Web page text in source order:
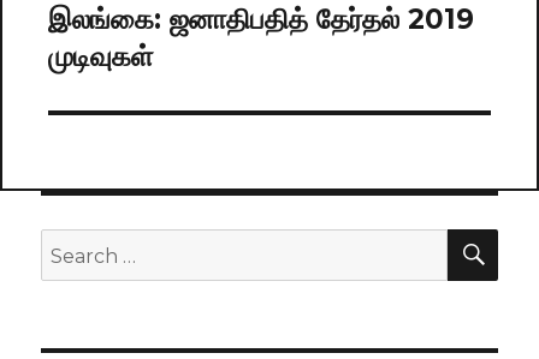
Next
post:
இலங்கை: ஜனாதிபதித் தேர்தல் 2019
முடிவுகள்
Search
for: